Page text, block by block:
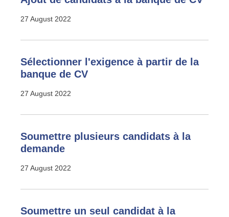
27 August 2022
Sélectionner l'exigence à partir de la
banque de CV
27 August 2022
Soumettre plusieurs candidats à la
demande
27 August 2022
Soumettre un seul candidat à la